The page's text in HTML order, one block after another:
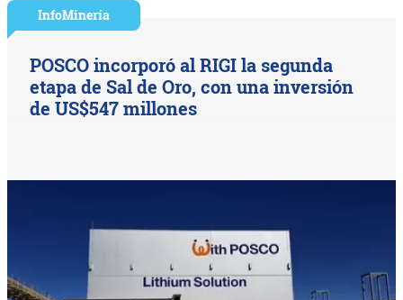
InfoMinería
POSCO incorporó al RIGI la segunda
etapa de Sal de Oro, con una inversión
de US$547 millones